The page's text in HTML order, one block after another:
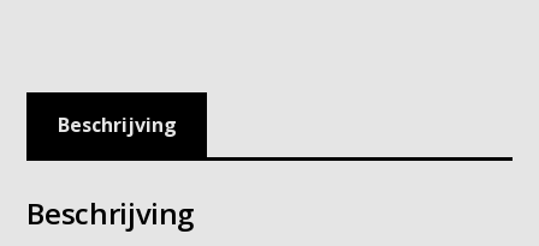
Beschrijving
Beschrijving